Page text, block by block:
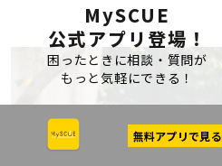
MySCUE
公式アプリ登場！
困ったときに相談・質問が
もっと気軽にできる！
無料アプリで見る